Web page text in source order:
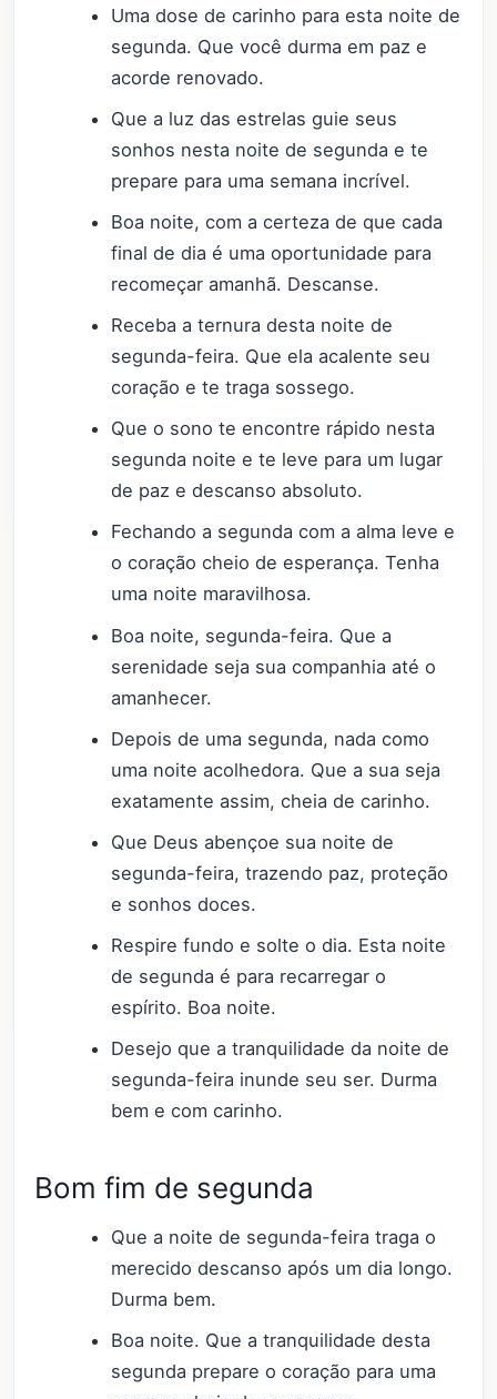
Uma dose de carinho para esta noite de
segunda. Que você durma em paz e
acorde renovado.
Que a luz das estrelas guie seus
sonhos nesta noite de segunda e te
prepare para uma semana incrível.
Boa noite, com a certeza de que cada
final de dia é uma oportunidade para
recomeçar amanhã. Descanse.
Receba a ternura desta noite de
segunda-feira. Que ela acalente seu
coração e te traga sossego.
Que o sono te encontre rápido nesta
segunda noite e te leve para um lugar
de paz e descanso absoluto.
Fechando a segunda com a alma leve e
o coração cheio de esperança. Tenha
uma noite maravilhosa.
Boa noite, segunda-feira. Que a
serenidade seja sua companhia até o
amanhecer.
Depois de uma segunda, nada como
uma noite acolhedora. Que a sua seja
exatamente assim, cheia de carinho.
Que Deus abençoe sua noite de
segunda-feira, trazendo paz, proteção
e sonhos doces.
Respire fundo e solte o dia. Esta noite
de segunda é para recarregar o
espírito. Boa noite.
Desejo que a tranquilidade da noite de
segunda-feira inunde seu ser. Durma
bem e com carinho.
Bom fim de segunda
Que a noite de segunda-feira traga o
merecido descanso após um dia longo.
Durma bem.
Boa noite. Que a tranquilidade desta
segunda prepare o coração para uma